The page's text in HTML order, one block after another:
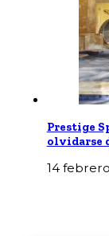
Prestige
olvidarse
14